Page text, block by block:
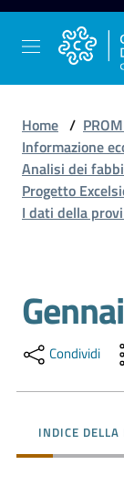
Vai al contenuto
Vai alla
Vai al footer
La
Camera
Gestire
l'impresa
Promuovere
il
Home /
Informazione
Analisi dei
Progetto
I dati della
Salta al
Condividi
INDICE